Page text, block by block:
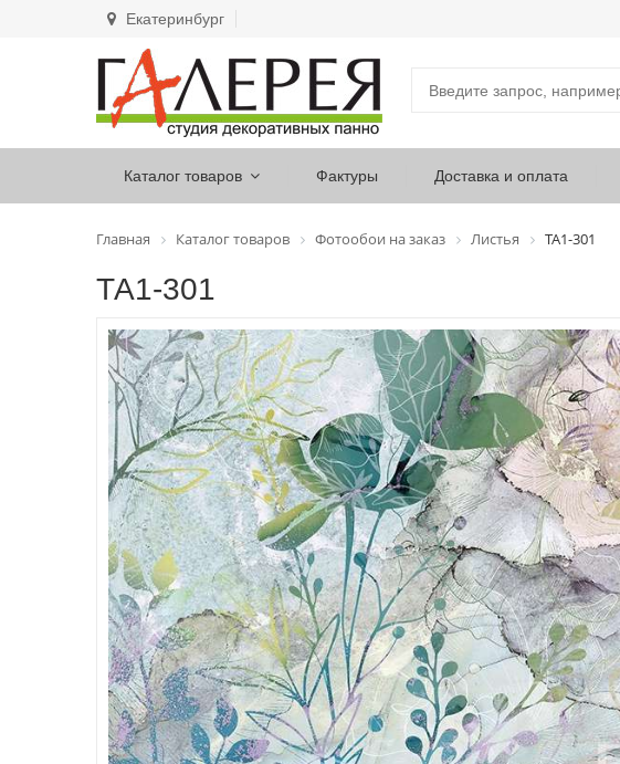
Екатеринбург
Каталог товаров Фактуры Доставка и оплата
Главная Каталог товаров Фотообои на заказ Листья ТА1-301
ТА1-301